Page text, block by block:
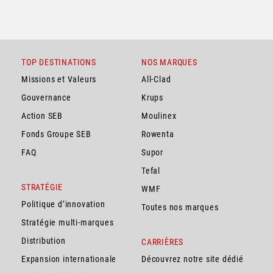
TOP DESTINATIONS
Missions et Valeurs
Gouvernance
Action SEB
Fonds Groupe SEB
FAQ
STRATÉGIE
Politique d’innovation
Stratégie multi-marques
Distribution
Expansion internationale
NOS MARQUES
All-Clad
Krups
Moulinex
Rowenta
Supor
Tefal
WMF
Toutes nos marques
CARRIÈRES
Découvrez notre site dédié